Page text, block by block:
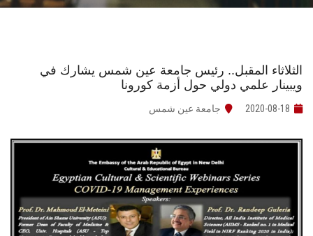
الأنظمة الذكية
تواصل معنا
هيئة التدريس
الثلاثاء المقبل.. رئيس جامعة عين شمس يشارك في
ويبينار علمي دولي حول أزمة كورونا
2020-08-18 جامعة عين شمس